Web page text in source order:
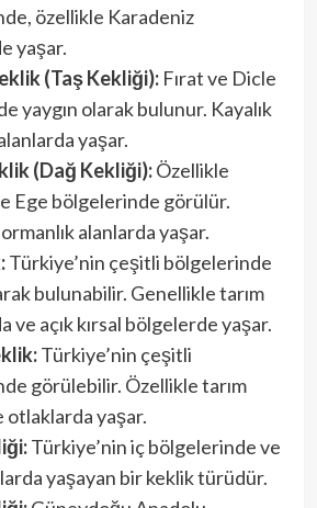
özellikle Karadeniz
yaşar.
(Taş Kekliği):Fırat ve Dicle
yaygın olarak bulunur. Kayalık
yaşar.
(Dağ Kekliği):Özellikle
Ege bölgelerinde görülür.
alanlarda yaşar.
Türkiye’nin çeşitli bölgelerinde
bulunabilir. Genellikle tarım
ve açık kırsal bölgelerde yaşar.
Türkiye’nin çeşitli
görülebilir. Özellikle tarım
otlaklarda yaşar.
Türkiye’nin iç bölgelerinde ve
yaşayan bir keklik türüdür.